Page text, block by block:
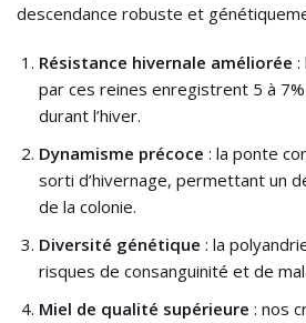
descendance robuste et
Résistance hivernale améliorée :
par ces reines enregistrent 5 à
durant l’hiver.
Dynamisme précoce : la ponte
sorti d’hivernage, permettant un
de la colonie.
Diversité génétique : la
risques de consanguinité et de
Miel de qualité supérieure : nos